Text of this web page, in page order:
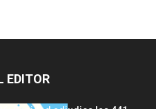
EDITOR